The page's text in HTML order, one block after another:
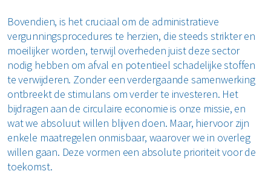
Bovendien, is het cruciaal om de administratieve
vergunningsprocedures te herzien, die steeds strikter en
moeilijker worden, terwijl overheden juist deze sector
nodig hebben om afval en potentieel schadelijke stoffen
te verwijderen. Zonder een verdergaande samenwerking
ontbreekt de stimulans om verder te investeren. Het
bijdragen aan de circulaire economie is onze missie, en
wat we absoluut willen blijven doen. Maar, hiervoor zijn
enkele maatregelen onmisbaar, waarover we in overleg
willen gaan. Deze vormen een absolute prioriteit voor de
toekomst.